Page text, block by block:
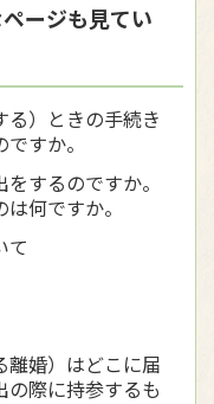
ージも見てい
る）ときの手続き
すか。
するのですか。
何ですか。
て
離婚）はどこに届
の際に持参するも